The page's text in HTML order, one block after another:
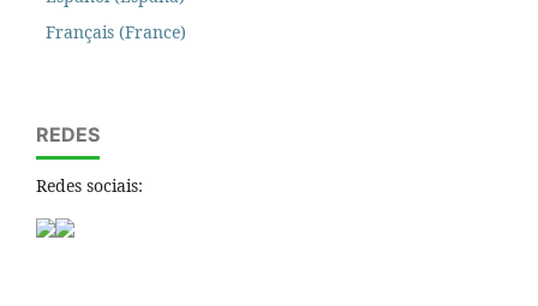
Français (France)
REDES
Redes sociais: